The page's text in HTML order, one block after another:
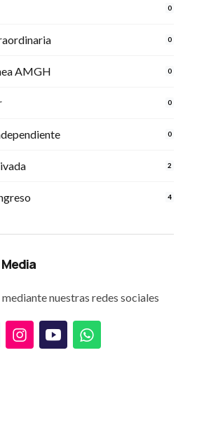
0
0
AMGH 0
0
0
2
4
nuestras redes sociales